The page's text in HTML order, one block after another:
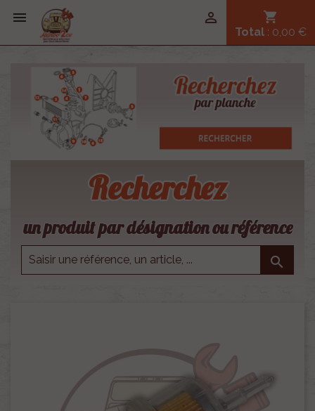
 shopping_cart
Total : 0,00 €

Recherchez
un produit par désignation ou référence
